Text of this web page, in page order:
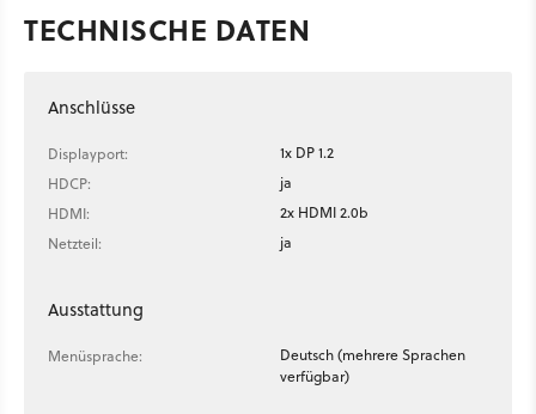
TECHNISCHE DATEN
Anschlüsse
Displayport:
1x DP 1.2
HDCP:
ja
HDMI:
2x HDMI 2.0b
Netzteil:
ja
Ausstattung
Menüsprache:
Deutsch (mehrere Sprachen
verfügbar)